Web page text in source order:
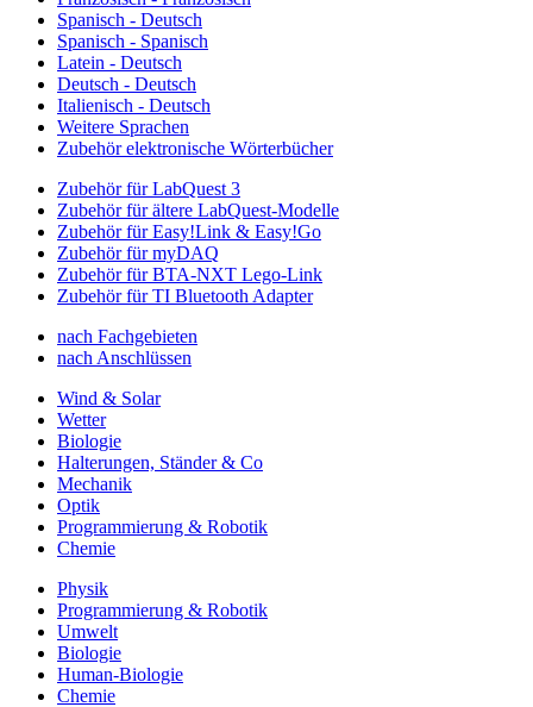
Spanisch - Deutsch
Spanisch - Spanisch
Latein - Deutsch
Deutsch - Deutsch
Italienisch - Deutsch
Weitere Sprachen
Zubehör elektronische Wörterbücher
Zubehör für LabQuest 3
Zubehör für ältere LabQuest-Modelle
Zubehör für Easy!Link & Easy!Go
Zubehör für myDAQ
Zubehör für BTA-NXT Lego-Link
Zubehör für TI Bluetooth Adapter
nach Fachgebieten
nach Anschlüssen
Wind & Solar
Wetter
Biologie
Halterungen, Ständer & Co
Mechanik
Optik
Programmierung & Robotik
Chemie
Physik
Programmierung & Robotik
Umwelt
Biologie
Human-Biologie
Chemie